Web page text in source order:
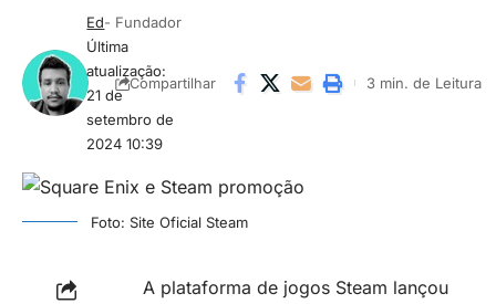
Última
atualização:
21 de
setembro de
2024 10:39
Ed- Fundador
Compartilhar 3 min. de Leitura
Foto: Site Oficial Steam
A plataforma de jogos Steam lançou